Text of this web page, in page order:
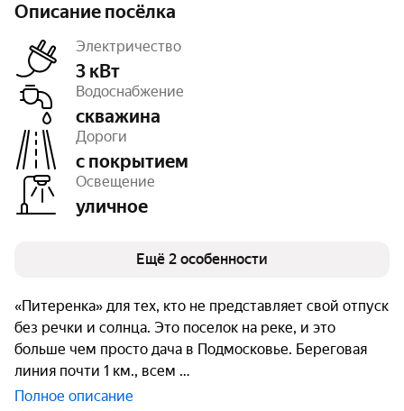
Описание посёлка
Электричество
3 кВт
Водоснабжение
скважина
Дороги
с покрытием
Освещение
уличное
Число объектов 400
Очереди
Ещё 2 особенности
«Питеренка» для тех, кто не представляет свой отпуск
без речки и солнца. Это поселок на реке, и это
больше чем просто дача в Подмосковье. Береговая
линия почти 1 км., всем
Полное описание